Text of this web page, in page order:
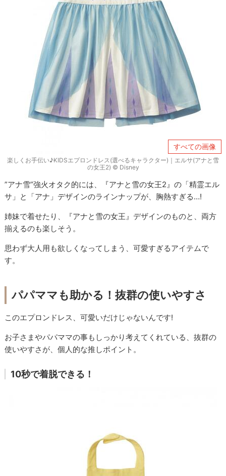
すべての画像
楽しくお手伝い♪KIDSエプロンドレス(選べるキャラクター)｜エルサ(アナと雪
の女王2) © Disney
”アナ雪”強火オタク的には、『アナと雪の女王2』の「精霊エル
サ」と「アナ」デザインのラインナップが、胸熱すぎる…!
姉妹で着せたり、『アナと雪の女王』デザインのものと、両方
揃えるのも楽しそう。
思わず大人用も欲しくなってしまう、可愛すぎるアイテムで
す。
パパママも助かる！抜群の使いやすさ
このエプロンドレス、可愛いだけじゃないんです!
お子さまやパパママの事もしっかり考えてくれている、抜群の
使いやすさが、個人的な推しポイント。
10秒で着脱できる！